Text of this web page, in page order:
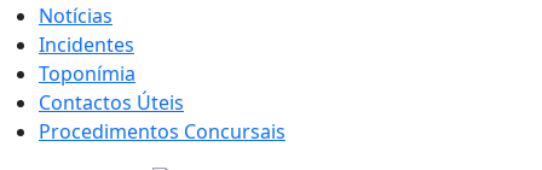
Notícias
Incidentes
Toponímia
Contactos Úteis
Procedimentos Concursais